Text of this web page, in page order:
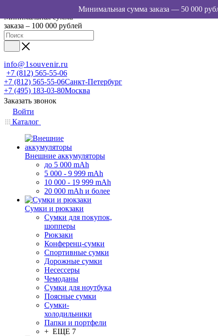
Минимальная сумма
заказа – 100 000 рублей
info@1souvenir.ru
+7 (812) 565-55-06
+7 (812) 565-55-06Санкт-Петербург
+7 (495) 183-03-80Москва
Заказать звонок
Войти
Каталог
Внешние аккумуляторы
до 5 000 mAh
5 000 - 9 999 mAh
10 000 - 19 999 mAh
20 000 mAh и более
Сумки и рюкзаки
Сумки для покупок,
шопперы
Рюкзаки
Конференц-сумки
Спортивные сумки
Дорожные сумки
Несессеры
Чемоданы
Сумки для ноутбука
Поясные сумки
Сумки-
холодильники
Папки и портфели
+ ЕЩЕ 7